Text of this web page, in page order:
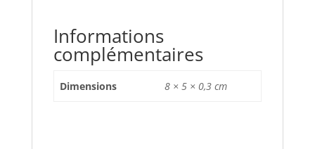
Informations
complémentaires
Dimensions 8 × 5 × 0,3 cm